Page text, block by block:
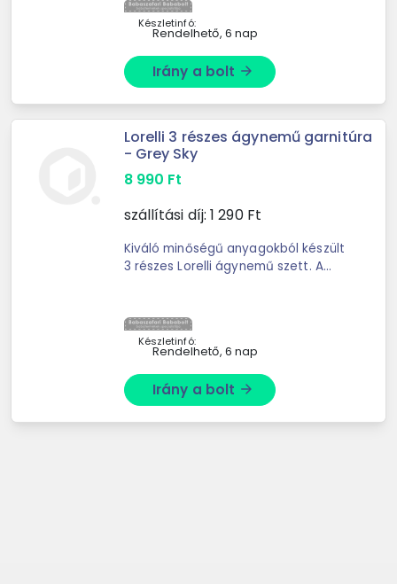
Készletinfó:
Rendelhető, 6 nap
Irány a bolt arrow_forward
Lorelli 3 részes ágynemű garnitúra
- Grey Sky
8 990 Ft
szállítási díj: 1 290Ft
Kiváló minőségű anyagokból készült
3 részes Lorelli ágynemű szett. A
Készletinfó:
Rendelhető, 6 nap
Irány a bolt arrow_forward